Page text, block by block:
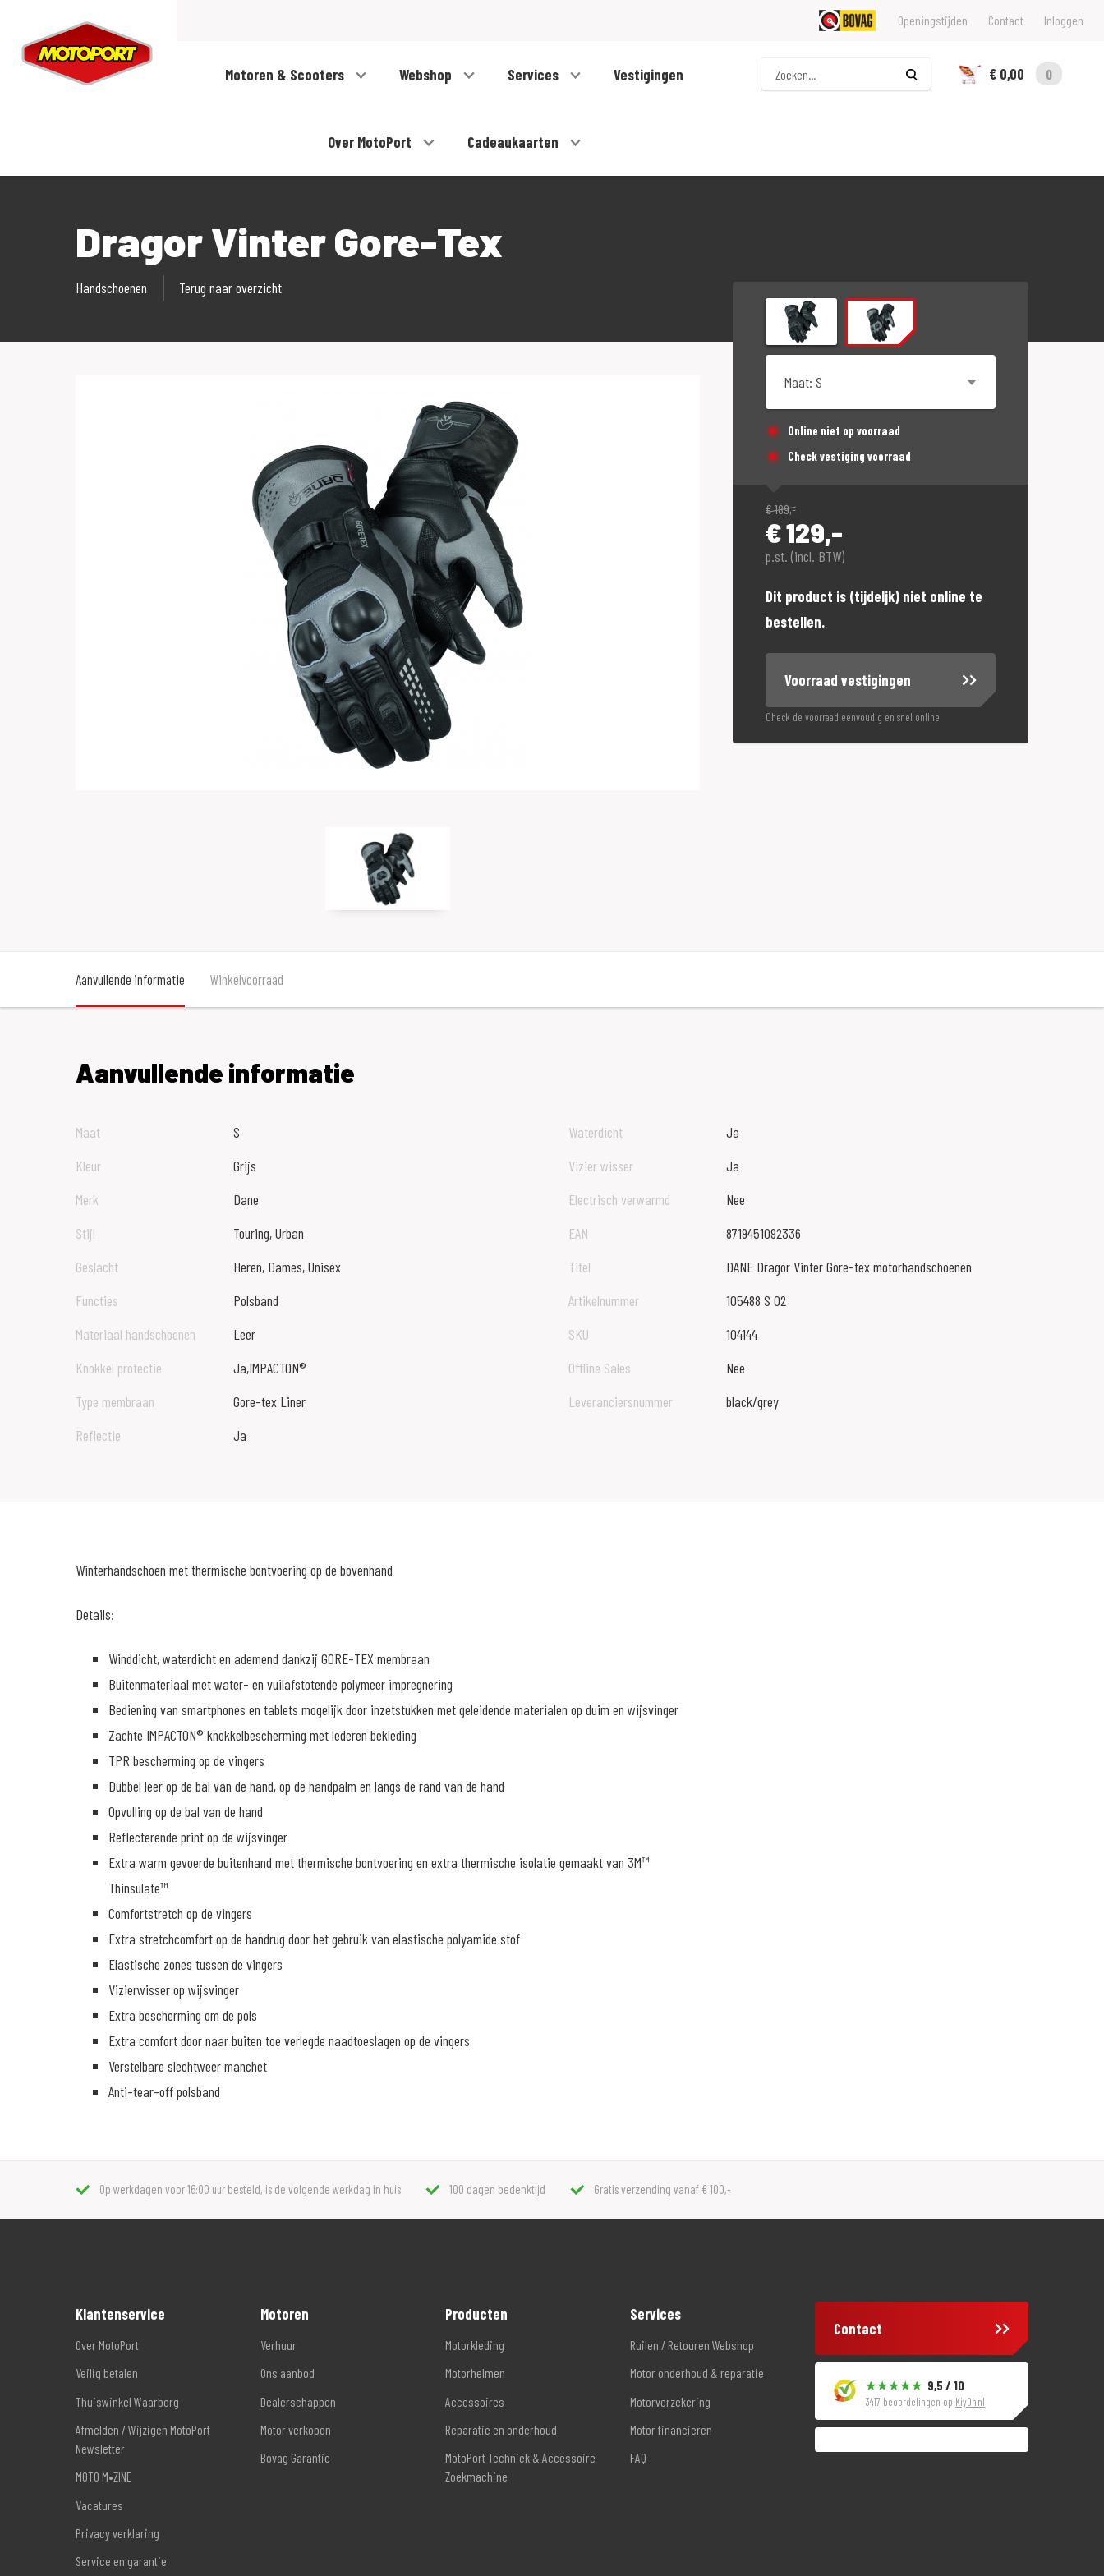
Openingstijden Contact Inloggen
Motoren & Scooters Webshop Services Vestigingen
Over MotoPort Cadeaukaarten
Zoeken
€ 0,00
0
Dragor Vinter Gore-Tex
Handschoenen Terug naar overzicht
Online niet op voorraad
Check vestiging voorraad
€189,-
€129,-
p.st. (incl. BTW)
Dit product is (tijdeljk) niet online te
bestellen.
Voorraad vestigingen
Check de voorraad eenvoudig en snel online
Aanvullende informatie Winkelvoorraad
Aanvullende informatie
Maat
S
Kleur
Grijs
Merk
Dane
Stijl
Touring, Urban
Geslacht
Heren, Dames, Unisex
Functies
Polsband
Materiaal handschoenen
Leer
Knokkel protectie
Ja,IMPACTON®
Type membraan
Gore-tex Liner
Reflectie
Ja
Waterdicht
Ja
Vizier wisser
Ja
Electrisch verwarmd
Nee
EAN
8719451092336
Titel
DANE Dragor Vinter Gore-tex motorhandschoenen
Artikelnummer
105488 S 02
SKU
104144
Offline Sales
Nee
Leveranciersnummer
black/grey
Winterhandschoen met thermische bontvoering op de bovenhand
Details:
Winddicht, waterdicht en ademend dankzij GORE-TEX membraan
Buitenmateriaal met water- en vuilafstotende polymeer impregnering
Bediening van smartphones en tablets mogelijk door inzetstukken met geleidende materialen op duim en wijsvinger
Zachte IMPACTON® knokkelbescherming met lederen bekleding
TPR bescherming op de vingers
Dubbel leer op de bal van de hand, op de handpalm en langs de rand van de hand
Opvulling op de bal van de hand
Reflecterende print op de wijsvinger
Extra warm gevoerde buitenhand met thermische bontvoering en extra thermische isolatie gemaakt van 3M™
Thinsulate™
Comfortstretch op de vingers
Extra stretchcomfort op de handrug door het gebruik van elastische polyamide stof
Elastische zones tussen de vingers
Vizierwisser op wijsvinger
Extra bescherming om de pols
Extra comfort door naar buiten toe verlegde naadtoeslagen op de vingers
Verstelbare slechtweer manchet
Anti-tear-off polsband
Op werkdagen voor 16:00 uur besteld, is de volgende werkdag in huis 100 dagen bedenktijd Gratis verzending vanaf € 100,-
Klantenservice
Over MotoPort
Veilig betalen
Thuiswinkel Waarborg
Afmelden / Wijzigen MotoPort
Newsletter
MOTO M•ZINE
Vacatures
Privacy verklaring
Service en garantie
Motoren
Verhuur
Ons aanbod
Dealerschappen
Motor verkopen
Bovag Garantie
Producten
Motorkleding
Motorhelmen
Accessoires
Reparatie en onderhoud
MotoPort Techniek & Accessoire
Zoekmachine
Services
Ruilen / Retouren Webshop
Motor onderhoud & reparatie
Motorverzekering
Motor financieren
FAQ
Contact
9,5 / 10
3417 beoordelingen op KiyOh.nl